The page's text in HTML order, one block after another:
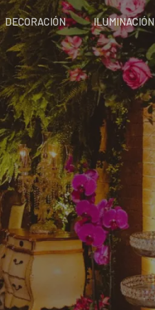
DECORACIÓN ILUMINACIÓN